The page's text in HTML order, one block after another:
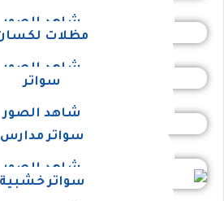
شاهد الصور
مظلات
شاهد الصور
سواتر
شاهد الصور
سواتر مدارس
شاهد الصور
سواتر خشبية